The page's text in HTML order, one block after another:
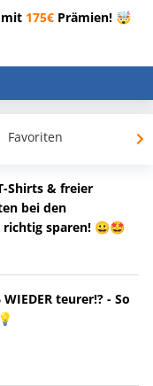
mit 175€ Prämien! 🤯
Favoriten
Shirts & freier
bei den
richtig sparen! 😀🤩
teurer!? - So